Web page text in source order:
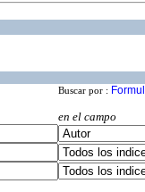
Buscar por :
en el campo